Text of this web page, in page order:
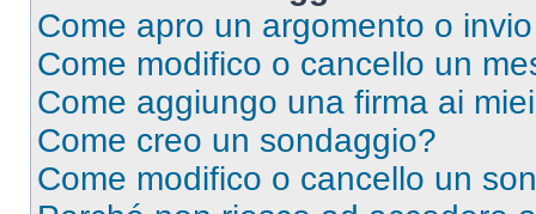
Come apro un argomento o
Come modifico o cancello un
Come aggiungo una firma ai
Come creo un sondaggio?
Come modifico o cancello un